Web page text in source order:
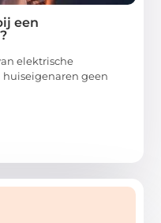
een
elektrische
geen